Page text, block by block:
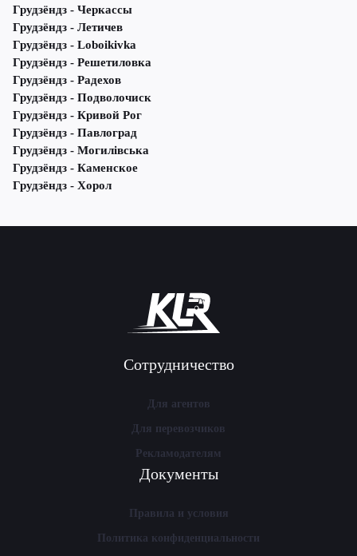
Грудзёндз - Черкассы
Грудзёндз - Летичeв
Грудзёндз - Loboikivka
Грудзёндз - Решетиловка
Грудзёндз - Радехов
Грудзёндз - Подволочиск
Грудзёндз - Кривой Рог
Грудзёндз - Павлоград
Грудзёндз - Могилівська
Грудзёндз - Каменское
Грудзёндз - Хорол
Сотрудничество
Для агентов
Для перевозчиков
Рекламодателям
Документы
Правила и условия
Политика конфиденциальности